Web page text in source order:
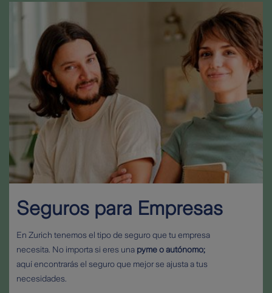
Seguros para Empresas
En Zurich tenemos el tipo de seguro que tu empresa
necesita. No importa si eres una pyme o autónomo;
aquí encontrarás el seguro que mejor se ajusta a tus
necesidades.